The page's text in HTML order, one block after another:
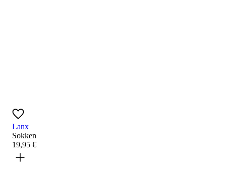
Lanx
Sokken
19,95 €